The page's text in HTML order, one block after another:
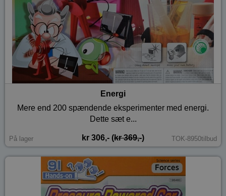
Energi
Mere end 200 spændende eksperimenter med energi.
Dette sæt e...
På lager kr 306,- (kr 369,-) TOK-8950tilbud